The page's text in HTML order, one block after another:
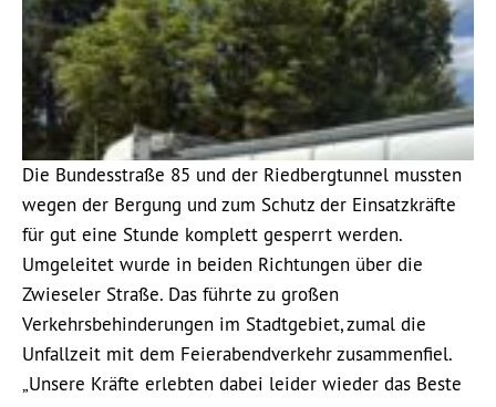
Die Bundesstraße 85 und der Riedbergtunnel mussten
wegen der Bergung und zum Schutz der Einsatzkräfte
für gut eine Stunde komplett gesperrt werden.
Umgeleitet wurde in beiden Richtungen über die
Zwieseler Straße. Das führte zu großen
Verkehrsbehinderungen im Stadtgebiet, zumal die
Unfallzeit mit dem Feierabendverkehr zusammenfiel.
„Unsere Kräfte erlebten dabei leider wieder das Beste